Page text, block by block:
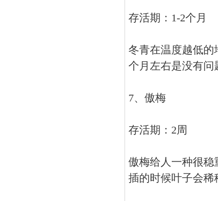
存活期：1-2个月
冬青在温度越低的
个月左右是没有问
7、傲梅
存活期：2周
傲梅给人一种很
插的时候叶子会